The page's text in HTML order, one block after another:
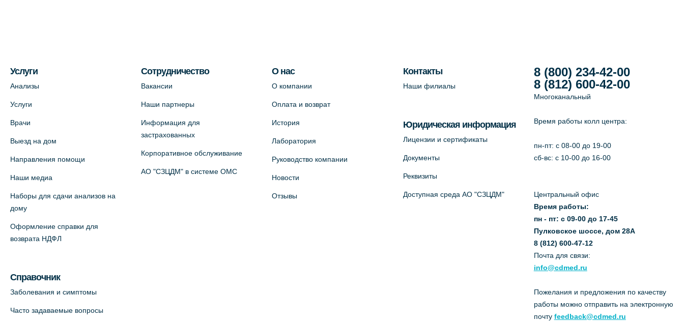
+7 (812) 660-73-69
На карте
партнер)
+7 (812) 660-73-69
На карте
Семейный" (официальный партнер),
Красносельское шоссе, 54, к.3
Услуги
Анализы
Услуги
Врачи
Выезд на дом
Направления помощи
Наши медиа
Наборы для сдачи анализов на
дому
Оформление справки для
возврата НДФЛ
Справочник
Заболевания и симптомы
Часто задаваемые вопросы
Сотрудничество
Вакансии
Наши партнеры
Информация для
застрахованных
Корпоративное обслуживание
АО "СЗЦДМ" в системе ОМС
О нас
О компании
Оплата и возврат
История
Лаборатория
Руководство компании
Новости
Отзывы
Контакты
Наши филиалы
Юридическая информация
Лицензии и сертификаты
Документы
Реквизиты
Доступная среда АО "СЗЦДМ"
8 (800) 234-42-00
8 (812) 600-42-00
Многоканальный
Время работы колл центра:
пн-пт: c 08-00 до 19-00
сб-вс: с 10-00 до 16-00
Центральный офис
Время работы:
пн - пт: с 09-00 до 17-45
Пулковское шоссе, дом 28А
8 (812) 600-47-12
Почта для связи:
info@cdmed.ru
Пожелания и предложения по качеству
работы можно отправить на электронную
почту feedback@cdmed.ru